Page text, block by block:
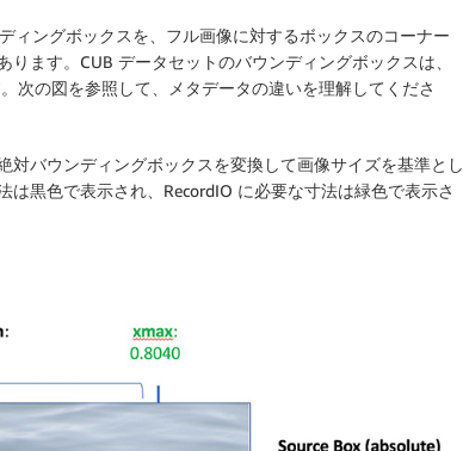
ィングボックスを、フル画像に対するボックスのコーナー
ます。CUB データセットのバウンディングボックスは、
次の図を参照して、メタデータの違いを理解してくださ
バウンディングボックスを変換して画像サイズを基準とし
黒色で表示され、RecordIO に必要な寸法は緑色で表示さ